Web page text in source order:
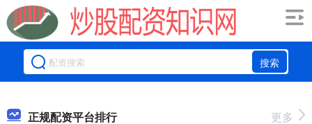
搜索
正规配资平台排行 更多